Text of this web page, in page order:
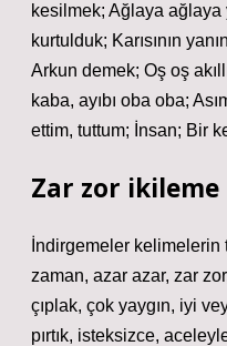
kesilmek; Ağlaya ağlaya
kurtulduk; Karısının
Arkun demek; Oş oş
kaba, ayıbı oba oba;
ettim, tuttum; İnsan; Bir
Zar zor ikileme
İndirgemeler kelimelerin
zaman, azar azar, zar
çıplak, çok yaygın, iyi
pırtık, isteksizce,